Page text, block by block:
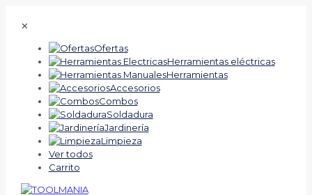
✕
Ofertas
Herramientas eléctricas
Herramientas
Accesorios
Combos
Soldadura
Jardinería
Limpieza
Ver todos
Carrito